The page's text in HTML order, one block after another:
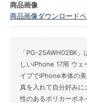
商品画像
商品画像ダウンロード
「PG-25AWH02BK
しいiPhone 17用 ウェ
イプでiPhone本体の
真を入れて自分好みに
性のあるポリカーボ